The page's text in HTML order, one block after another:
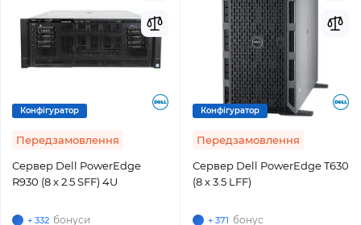
Конфігуратор
Передзамовлення
Сервер Dell PowerEdge
R930 (8 x 2.5 SFF) 4U
+ 332 бонуси
Конфігуратор
Передзамовлення
Сервер Dell PowerEdge T630
(8 x 3.5 LFF)
+ 371 бонус